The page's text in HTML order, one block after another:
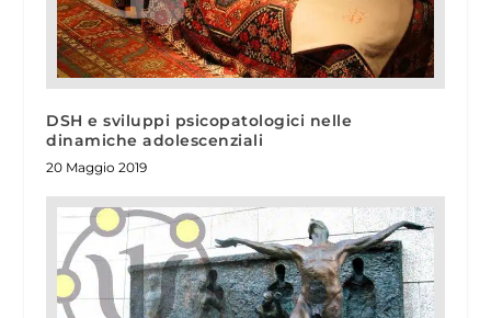
DSH e sviluppi psicopatologici nelle
dinamiche adolescenziali
20 Maggio 2019